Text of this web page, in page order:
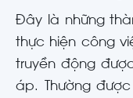
Đây là những
thực hiện công
truyền động
áp. Thường